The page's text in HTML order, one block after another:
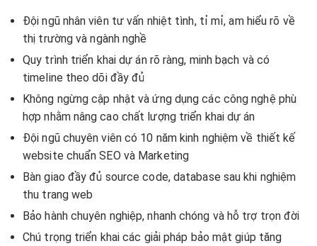
Đội ngũ nhân viên tư vấn nhiệt tình, tỉ mỉ, am hiểu rõ về
thị trường và ngành nghề
Quy trình triển khai dự án rõ ràng, minh bạch và có
timeline theo dõi đầy đủ
Không ngừng cập nhật và ứng dụng các công nghệ phù
hợp nhằm nâng cao chất lượng triển khai dự án
Đội ngũ chuyên viên có 10 năm kinh nghiệm về thiết kế
website chuẩn SEO và Marketing
Bàn giao đầy đủ source code, database sau khi nghiệm
thu trang web
Bảo hành chuyên nghiệp, nhanh chóng và hỗ trợ trọn đời
Chú trọng triển khai các giải pháp bảo mật giúp tăng